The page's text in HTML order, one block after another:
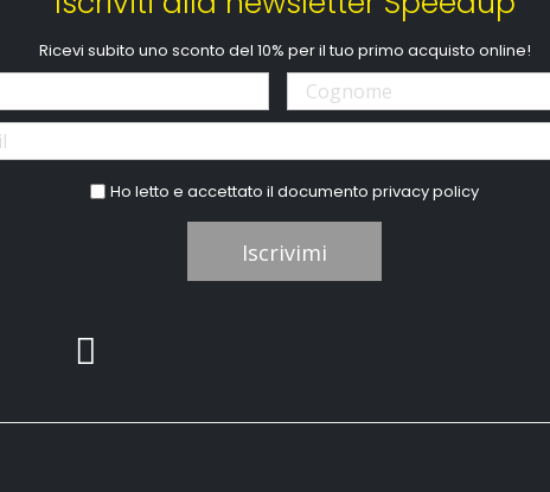
Ricevi subito uno sconto del 10% per il tuo primo acquisto online!
Ho letto e accettato il documentoprivacy policy
Iscrivimi